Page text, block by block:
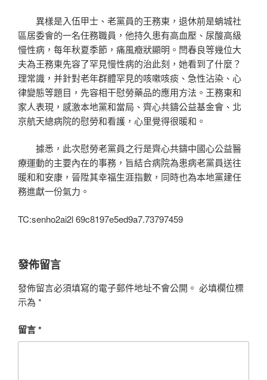
異樣是入伍甲士、老黨員的王務東，退休前是蚺城社
區居委會的一名任務職員，他持久患有高血壓、尿酸高級
慢性病，每年秋夏季節，痛風癥狀顯明。閆春良等幾位大
夫為王務東先容了罕見慢性病的治此刻，她看到了什麼？
理常識，并針對老年群體罕見的咳嗽咳痰、急性沾染、心
律變態等題目，先容相干慰勞藥品的應用方法。王務東和
家人表現，感激本地黨和當局、齊心共鑄公益基金會、北
京航天總病院的慰勞和看護，心里覺得很暖和。
據悉，此次慰勞老黨員之行是齊心共鑄中國心公益醫
療運動的主要內在的事務，旨結合病院為患病老黨員送往
暖和和安康，晉陞其幸福生涯指數，同時也為本地黨建任
務進獻一份氣力。
TC:senho2ai2l 69c8197e5ed9a7.73797459
發佈留言
發佈留言必須填寫的電子郵件地址不會公開。 必填欄位標
示為 *
留言*